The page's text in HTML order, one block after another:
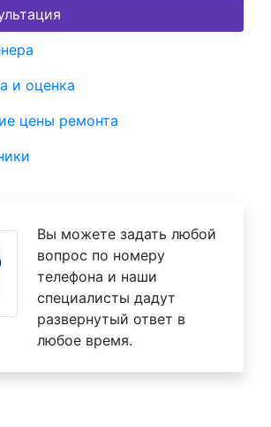
и оценка
цены ремонта
Вы можете задать любой
вопрос по номеру
телефона и наши
специалисты дадут
развернутый ответ в
любое время.